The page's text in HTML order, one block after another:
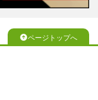
ページトップへ